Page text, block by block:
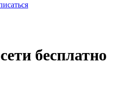
бесплатно